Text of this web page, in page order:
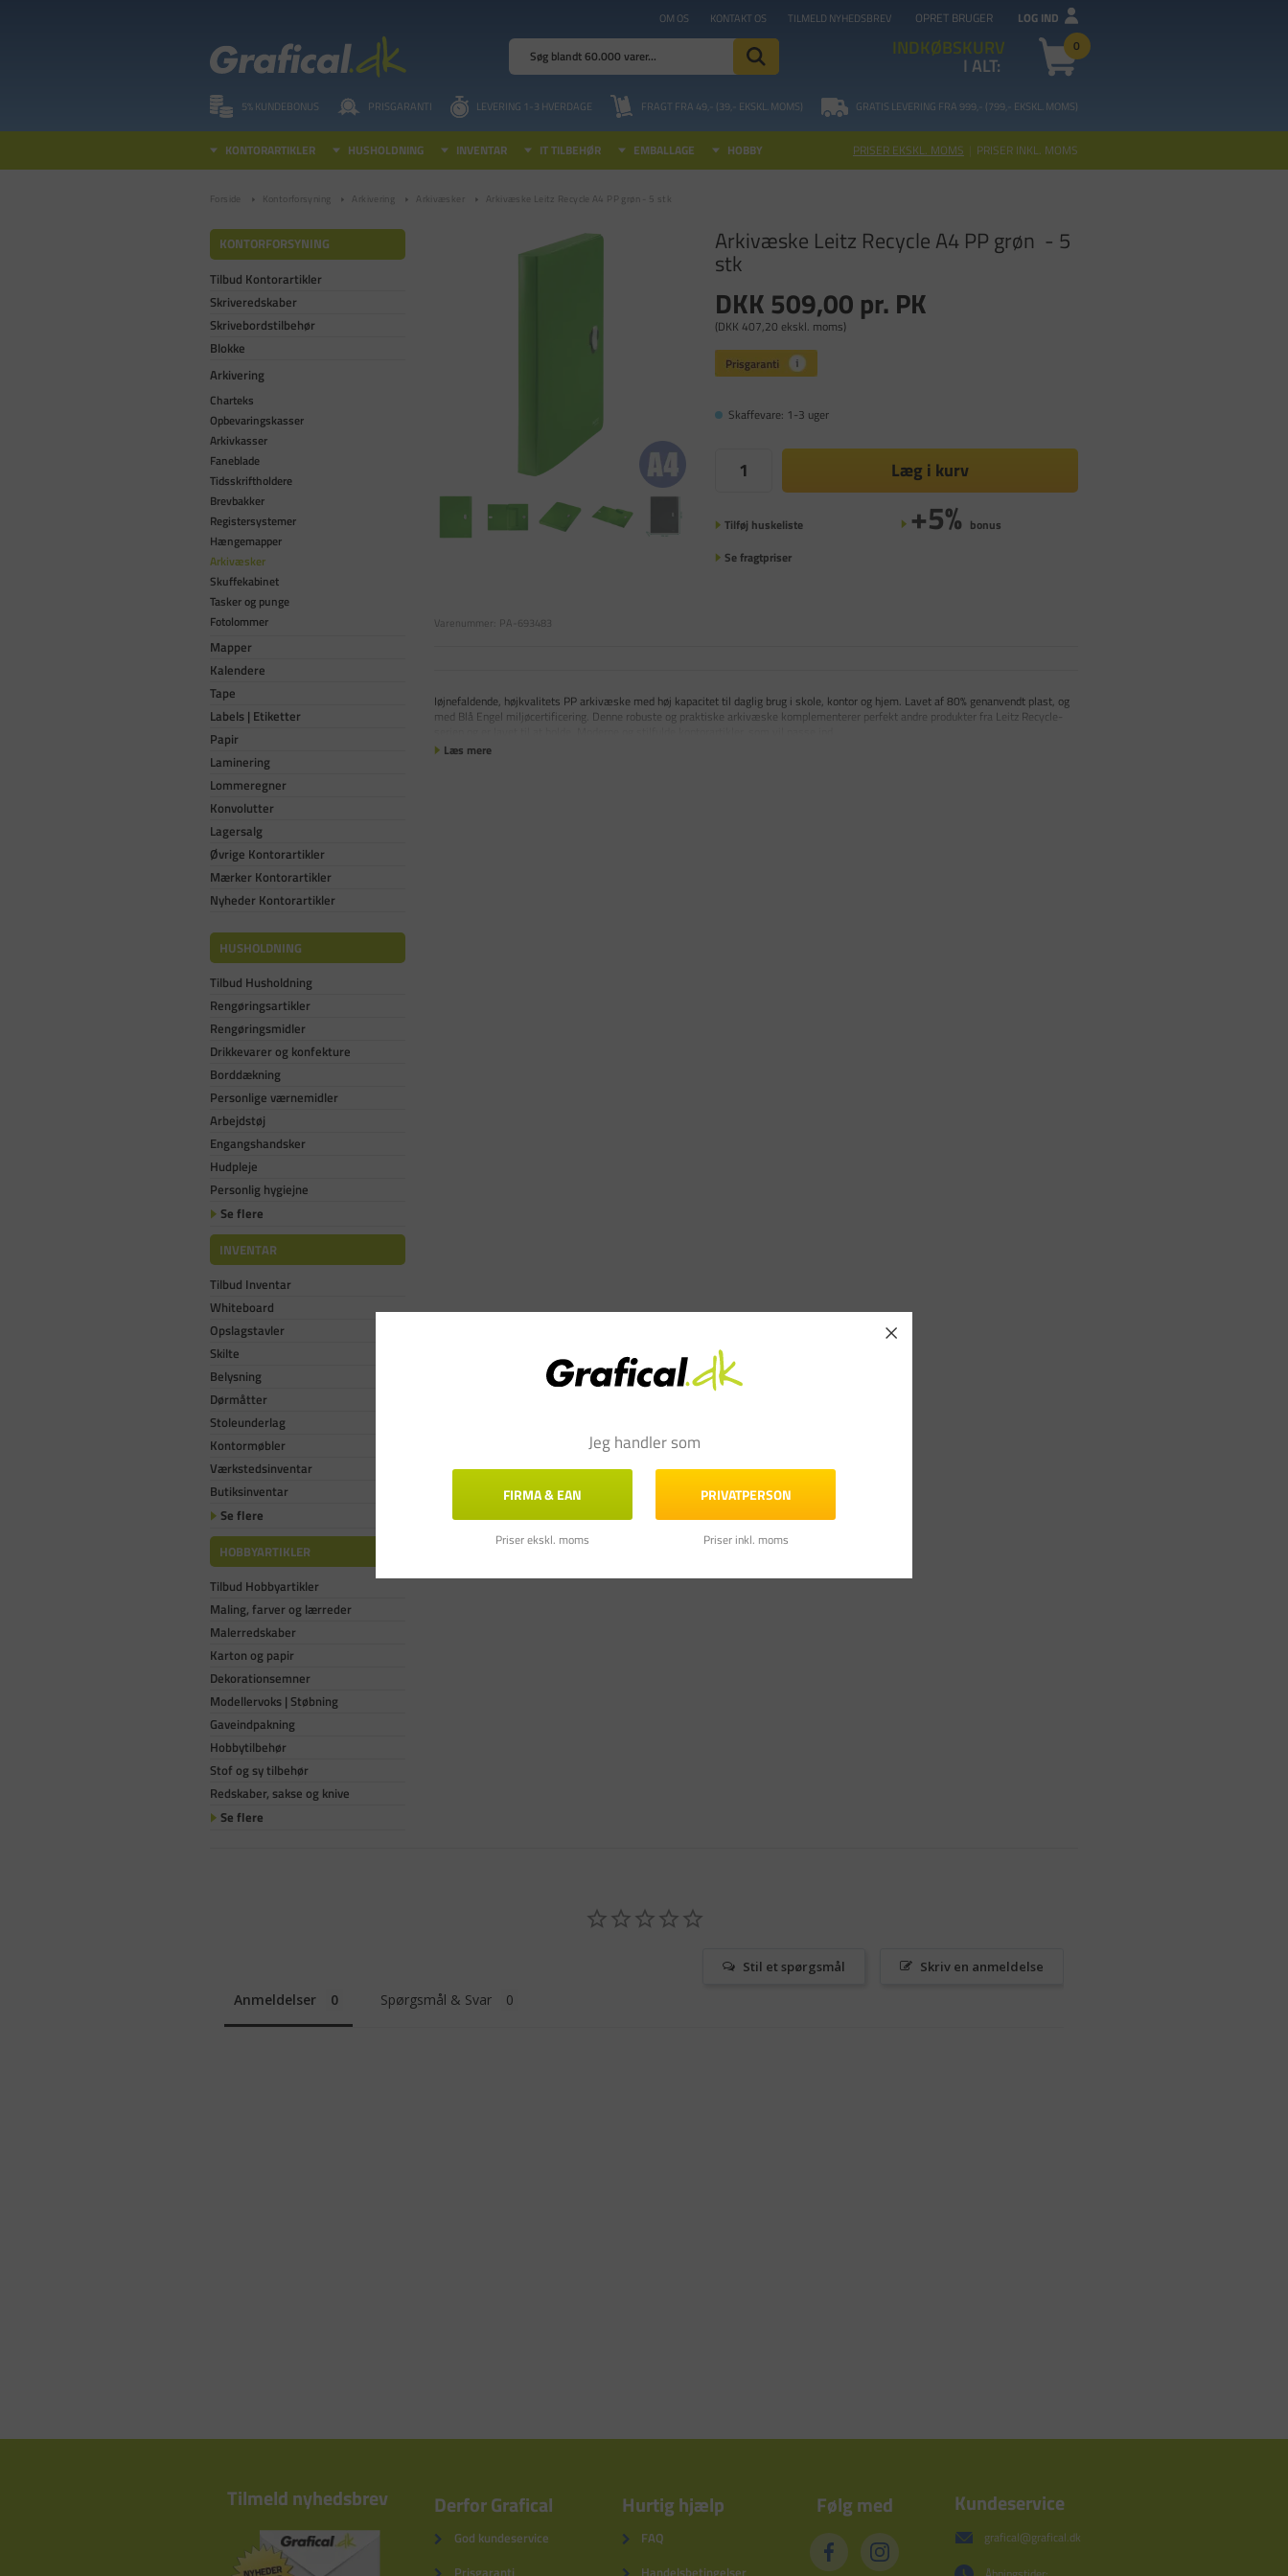
OM OS KONTAKT OS TILMELD NYHEDSBREV OPRET BRUGER LOG IND
INDKØBSKURV 0
I ALT:
5% KUNDEBONUS PRISGARANTI LEVERING 1-3 HVERDAGE FRAGT FRA 49,- (39,- EKSKL. MOMS) GRATIS LEVERING FRA 999,- (799,- EKSKL. MOMS)
KONTORARTIKLER HUSHOLDNING INVENTAR IT TILBEHØR EMBALLAGE HOBBY PRISER EKSKL. MOMS | PRISER INKL. MOMS
Forside Kontorforsyning Arkivering Arkivæsker Arkivæske Leitz Recycle A4 PP grøn - 5 stk
KONTORFORSYNING
Tilbud Kontorartikler
Skriveredskaber
Skrivebordstilbehør
Blokke
Arkivering
Charteks
Opbevaringskasser
Arkivkasser
Faneblade
Tidsskriftholdere
Brevbakker
Registersystemer
Hængemapper
Arkivæsker
Skuffekabinet
Tasker og punge
Fotolommer
Mapper
Kalendere
Tape
Labels | Etiketter
Papir
Laminering
Lommeregner
Konvolutter
Lagersalg
Øvrige Kontorartikler
Mærker Kontorartikler
Nyheder Kontorartikler
HUSHOLDNING
Tilbud Husholdning
Rengøringsartikler
Rengøringsmidler
Drikkevarer og konfekture
Borddækning
Personlige værnemidler
Arbejdstøj
Engangshandsker
Hudpleje
Personlig hygiejne
Se flere
INVENTAR
Tilbud Inventar
Whiteboard
Opslagstavler
Skilte
Belysning
Dørmåtter
Stoleunderlag
Kontormøbler
Værkstedsinventar
Butiksinventar
Se flere
HOBBYARTIKLER
Tilbud Hobbyartikler
Maling, farver og lærreder
Malerredskaber
Karton og papir
Dekorationsemner
Modellervoks | Støbning
Gaveindpakning
Hobbytilbehør
Stof og sy tilbehør
Redskaber, sakse og knive
Se flere
Arkivæske Leitz Recycle A4 PP grøn - 5
stk
DKK 509,00 pr. PK
(DKK 407,20 ekskl. moms)
Skaffevare: 1-3 uger
Læg i kurv
Tilføj huskeliste +5% bonus
Se fragtpriser
Varenummer: PA-693483
Iøjnefaldende, højkvalitets PP arkivæske med høj kapacitet til daglig brug i skole, kontor og hjem. Lavet af 80% genanvendt plast, og
med Blå Engel miljøcertificering. Denne robuste og praktiske arkivæske komplementerer perfekt andre produkter fra Leitz Recycle-
Læs mere
Skriv en anmeldelse
Stil et spørgsmål
Anmeldelser Spørgsmål & Svar
Tilmeld nyhedsbrev Derfor Grafical
God kundeservice
Hurtig hjælp
FAQ
Følg med Kundeservice
grafical@grafical.dk
Jeg handler som
FIRMA & EAN
Priser ekskl. moms
PRIVATPERSON
Priser inkl. moms